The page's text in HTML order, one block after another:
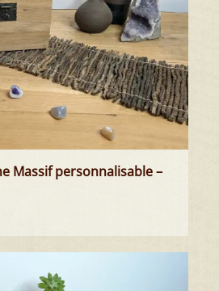
Massif personnalisable –